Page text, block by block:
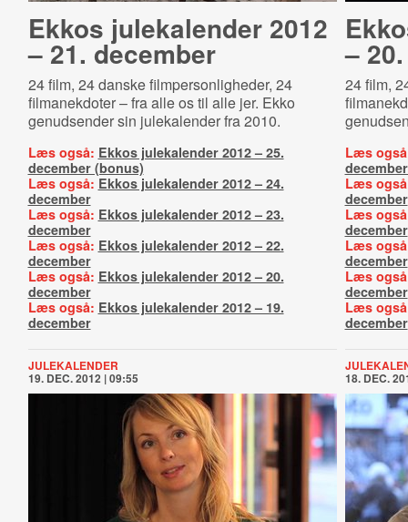
Ekkos julekalender 2012
– 21. december
24 film, 24 danske filmpersonligheder, 24
filmanekdoter – fra alle os til alle jer. Ekko
genudsender sin julekalender fra 2010.
Læs også: Ekkos julekalender 2012 – 25.
december (bonus)
Læs også: Ekkos julekalender 2012 – 24.
december
Læs også: Ekkos julekalender 2012 – 23.
december
Læs også: Ekkos julekalender 2012 – 22.
december
Læs også: Ekkos julekalender 2012 – 20.
december
Læs også: Ekkos julekalender 2012 – 19.
december
–
24 film,
Læs
Læs
december
Læs
december
Læs
december
Læs
december
Læs
december
JULEKALENDER
19. DEC. 2012 | 09:55 18. DEC.